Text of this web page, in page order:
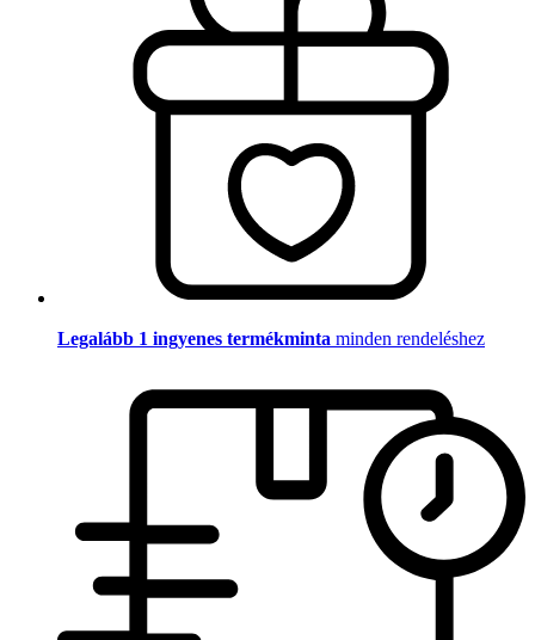
Legalább 1 ingyenes termékminta minden rendeléshez